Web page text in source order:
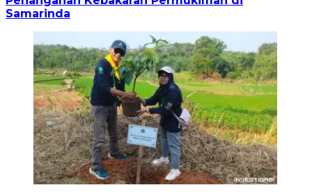
Samarinda